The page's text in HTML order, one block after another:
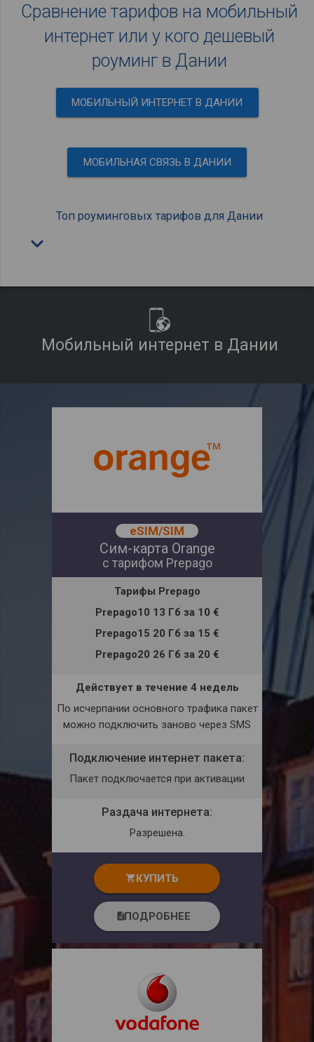
Сравнение тарифов на мобильный
интернет или у кого дешевый
роуминг в Дании
МОБИЛЬНЫЙ ИНТЕРНЕТ В ДАНИИ
МОБИЛЬНАЯ СВЯЗЬ В ДАНИИ
Топ роуминговых тарифов для Дании
keyboard_arrow_down
Мобильный интернет в Дании
eSIM/SIM
Сим-карта Orange
с тарифом Prepago
Тарифы Prepago
Prepago10 13 Гб за10 €
Prepago15 20 Гб за15 €
Prepago20 26 Гб за20 €
Действует в течение 4 недель
По исчерпании основного трафика пакет
можно подключить заново через SMS
Подключение интернет пакета:
Пакет подключается при активации
Раздача интернета:
Разрешена.
shopping_cart КУПИТЬ
descriptionПОДРОБНЕЕ